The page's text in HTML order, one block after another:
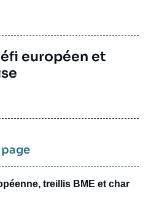
européen et
treillis BME et char